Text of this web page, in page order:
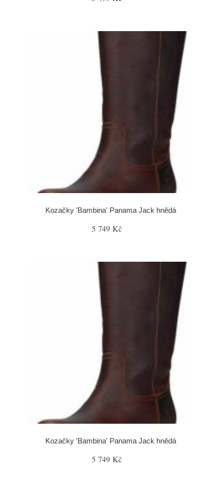
Kozačky 'Bambina' Panama Jack hnědá
5 749 Kč
Kozačky 'Bambina' Panama Jack hnědá
5 749 Kč